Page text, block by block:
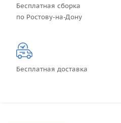
Бесплатная сборка
по Ростову-на-Дону
Бесплатная доставка